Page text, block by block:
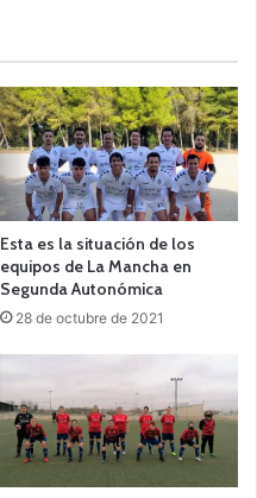
Esta es la situación de los
equipos de La Mancha en
Segunda Autonómica
28 de octubre de 2021